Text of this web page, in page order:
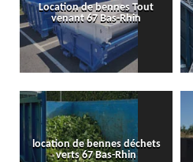
Location de bennes Tout
venant 67 Bas-Rhin
location de bennes déchets
verts 67 Bas-Rhin